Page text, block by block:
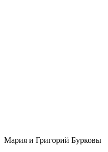
Мария и Григорий Бурковы